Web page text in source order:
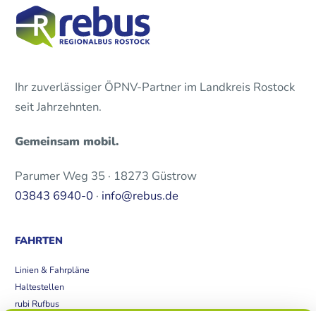
Ihr zuverlässiger ÖPNV-Partner im Landkreis Rostock
seit Jahrzehnten.
Gemeinsam mobil.
Parumer Weg 35 · 18273 Güstrow
03843 6940-0 · info@rebus.de
FAHRTEN
Linien & Fahrpläne
Haltestellen
rubi Rufbus